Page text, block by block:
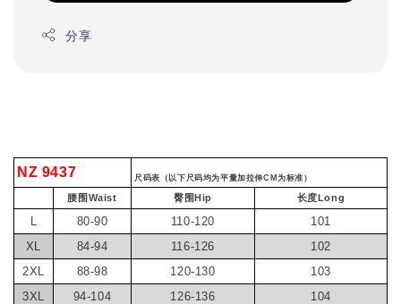
分享
NZ 9437 尺码表（以下尺码均为平量加拉伸CM为标准）
腰围Waist 臀围Hip 长度Long
80-90 110-120
101
XL
84-94 116-126
102
2XL
88-98 120-130
103
3XL
94-104 126-136
104